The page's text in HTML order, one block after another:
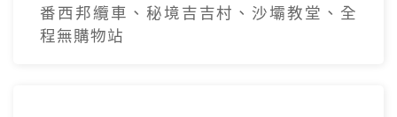
番西邦纜車、秘境吉吉村、沙壩教堂、全
程無購物站